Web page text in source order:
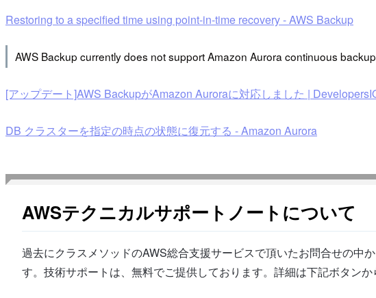
Restoring to a specified time using point-in-time recovery - AWS Backup
AWS Backup currently does not support Amazon Aurora continuous
[アップデート]AWS BackupがAmazon Auroraに対応しました |
DB クラスターを指定の時点の状態に復元する - Amazon Aurora
AWSテクニカルサポートノートについて
過去にクラスメソッドのAWS総合支援サービスで頂いたお問合せの中
す。技術サポートは、無料でご提供しております。詳細は下記ボタンか